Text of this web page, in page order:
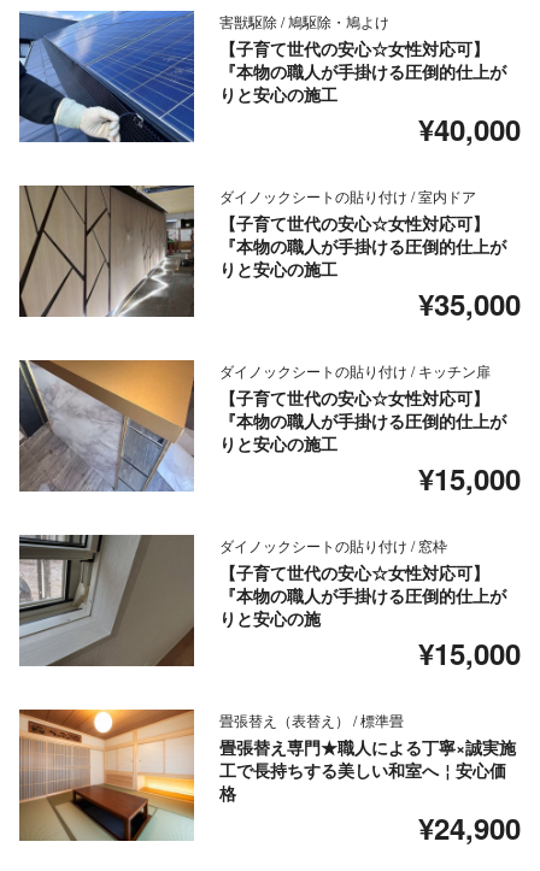
害獣駆除 / 鳩駆除・鳩よけ
【子育て世代の安心☆女性対応可】
『本物の職人が手掛ける圧倒的仕上が
りと安心の施工
¥40,000
ダイノックシートの貼り付け / 室内ドア
【子育て世代の安心☆女性対応可】
『本物の職人が手掛ける圧倒的仕上が
りと安心の施工
¥35,000
ダイノックシートの貼り付け / キッチン扉
【子育て世代の安心☆女性対応可】
『本物の職人が手掛ける圧倒的仕上が
りと安心の施工
¥15,000
ダイノックシートの貼り付け / 窓枠
【子育て世代の安心☆女性対応可】
『本物の職人が手掛ける圧倒的仕上が
りと安心の施
¥15,000
畳張替え（表替え） / 標準畳
畳張替え専門★職人による丁寧×誠実施
工で長持ちする美しい和室へ￤安心価
格
¥24,900